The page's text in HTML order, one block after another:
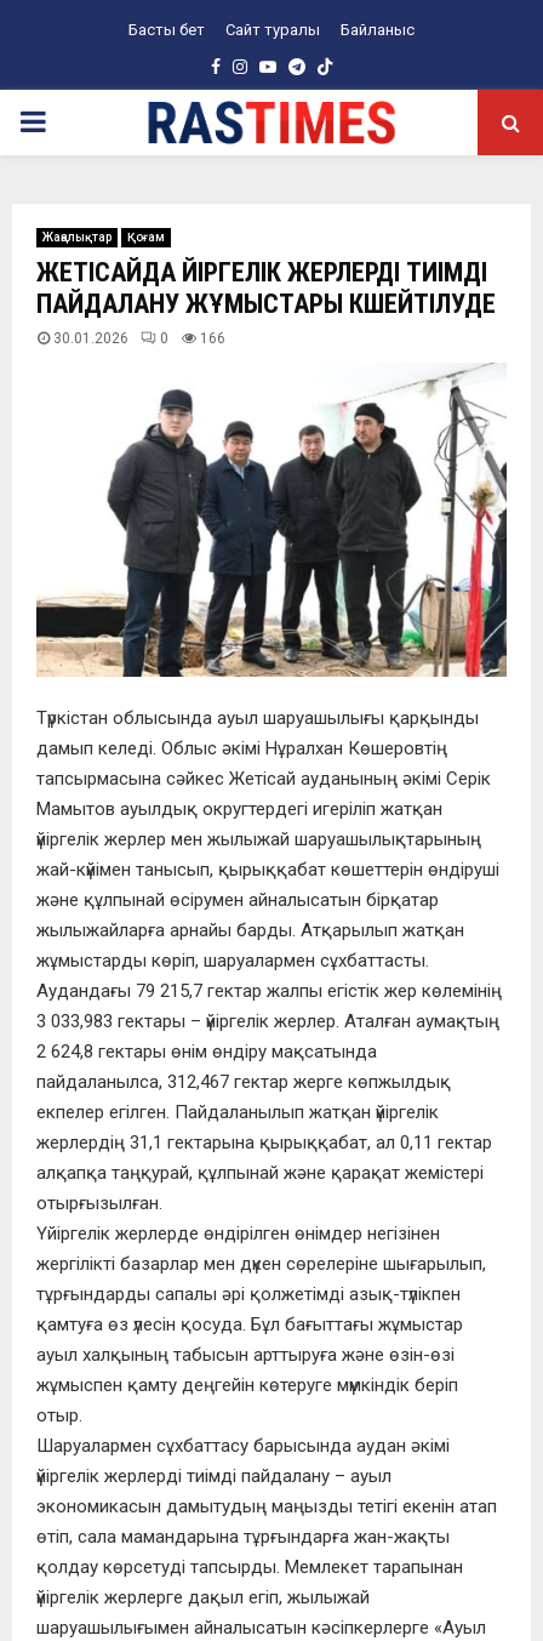
Басты бет Сайт туралы Байланыс
Facebook
Instagram
YoutubeTelegram
PRIMARY
Жаңалықтар Қоғам
ЖЕТІСАЙДА ҮЙІРГЕЛІК ЖЕРЛЕРДІ ТИІМДІ
ПАЙДАЛАНУ ЖҰМЫСТАРЫ КҮШЕЙТІЛУДЕ
30.01.2026 0 166
Түркістан облысында ауыл шаруашылығы қарқынды
дамып келеді. Облыс әкімі Нұралхан Көшеровтің
тапсырмасына сәйкес Жетісай ауданының әкімі Серік
Мамытов ауылдық округтердегі игеріліп жатқан
үйіргелік жерлер мен жылыжай шаруашылықтарының
жай-күйімен танысып, қырыққабат көшеттерін өндіруші
және құлпынай өсірумен айналысатын бірқатар
жылыжайларға арнайы барды. Атқарылып жатқан
жұмыстарды көріп, шаруалармен сұхбаттасты.
Аудандағы 79 215,7 гектар жалпы егістік жер көлемінің
3 033,983 гектары – үйіргелік жерлер. Аталған аумақтың
2 624,8 гектары өнім өндіру мақсатында
пайдаланылса, 312,467 гектар жерге көпжылдық
екпелер егілген. Пайдаланылып жатқан үйіргелік
жерлердің 31,1 гектарына қырыққабат, ал 0,11 гектар
алқапқа таңқурай, құлпынай және қарақат жемістері
отырғызылған.
Үйіргелік жерлерде өндірілген өнімдер негізінен
жергілікті базарлар мен дүкен сөрелеріне шығарылып,
тұрғындарды сапалы әрі қолжетімді азық-түлікпен
қамтуға өз үлесін қосуда. Бұл бағыттағы жұмыстар
ауыл халқының табысын арттыруға және өзін-өзі
жұмыспен қамту деңгейін көтеруге мүмкіндік беріп
отыр.
Шаруалармен сұхбаттасу барысында аудан әкімі
үйіргелік жерлерді тиімді пайдалану – ауыл
экономикасын дамытудың маңызды тетігі екенін атап
өтіп, сала мамандарына тұрғындарға жан-жақты
қолдау көрсетуді тапсырды. Мемлекет тарапынан
үйіргелік жерлерге дақыл егіп, жылыжай
шаруашылығымен айналысатын кәсіпкерлерге «Ауыл